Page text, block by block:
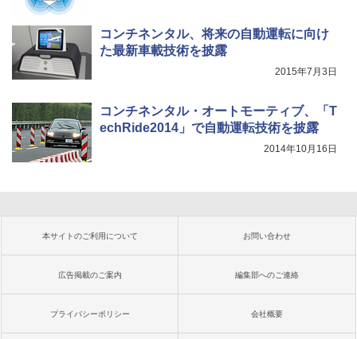
コンチネンタル、将来の自動運転に向け
た最新車載技術を披露
2015年7月3日
コンチネンタル・オートモーティブ、「T
echRide2014」で自動運転技術を披露
2014年10月16日
本サイトのご利用について お問い合わせ
広告掲載のご案内 編集部へのご連絡
プライバシーポリシー 会社概要